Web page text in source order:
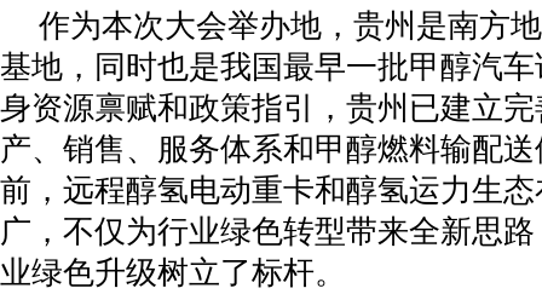
作为本次大会举办地，贵州是南方
基地，同时也是我国最早一批甲醇汽
身资源禀赋和政策指引，贵州已建立
产、销售、服务体系和甲醇燃料输配
前，远程醇氢电动重卡和醇氢运力生
广，不仅为行业绿色转型带来全新思
业绿色升级树立了标杆。